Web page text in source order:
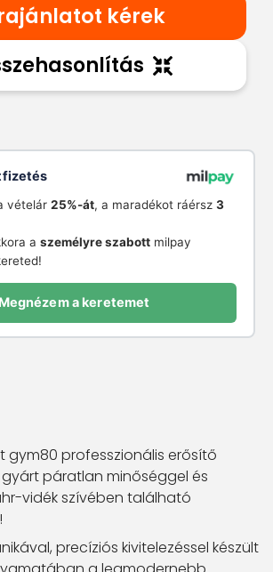
kérek
vételár 25%-át, a maradékot ráérsz 3
a személyre szabottmilpay
Megnézem a keretemet
professzionális erősítő
páratlan minőséggel és
vidék szívében található
precíziós kivitelezéssel készült